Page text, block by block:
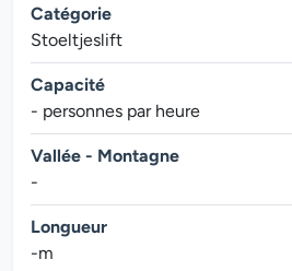
Catégorie
Stoeltjeslift
Capacité
- personnes par heure
Vallée - Montagne
-
Longueur
-m